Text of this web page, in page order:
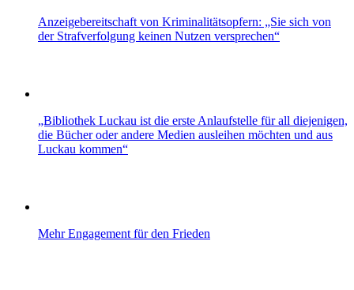
Anzeigebereitschaft von Kriminalitätsopfern: „Sie sich von
der Strafverfolgung keinen Nutzen versprechen“
„Bibliothek Luckau ist die erste Anlaufstelle für all diejenigen,
die Bücher oder andere Medien ausleihen möchten und aus
Luckau kommen“
Mehr Engagement für den Frieden